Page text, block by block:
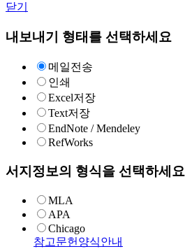
닫기
내보내기 형태를 선택하세요
메일전송
인쇄
Excel저장
Text저장
EndNote / Mendeley
RefWorks
서지정보의 형식을 선택하세요
MLA
APA
Chicago
참고문헌양식안내